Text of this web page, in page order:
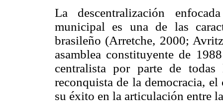
La descentralización
municipal es una de las
brasileño (Arretche, 2000;
asamblea constituyente de
centralista por parte de todas
reconquista de la democracia,
su éxito en la articulación entre